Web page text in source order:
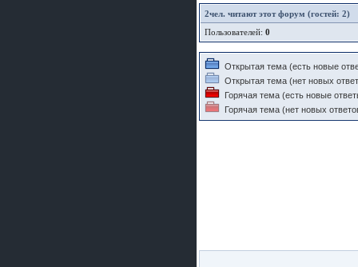
2чел. читают этот форум (гостей: 2)
Пользователей: 0
Открытая тема (есть новые
Открытая тема (нет новых
Горячая тема (есть новые
Горячая тема (нет новых